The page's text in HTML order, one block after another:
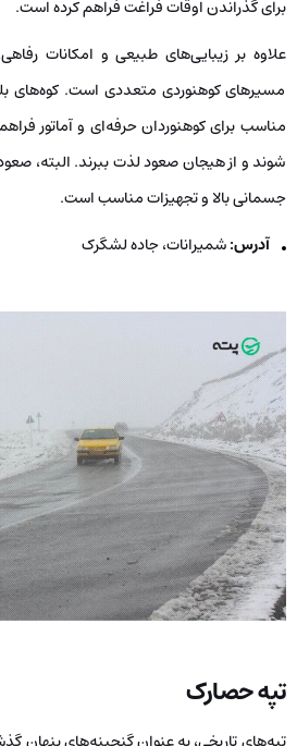
برای گذراندن اوقات فراغت فراهم کرده است.
علاوه بر زیبایی‌های طبیعی و امکانات
مسیرهای کوهنوردی متعددی است. کوه‌های
مناسب برای کوهنوردان حرفه‌ای و آماتور
شوند و از هیجان صعود لذت ببرند. البته،
جسمانی بالا و تجهیزات مناسب است.
آدرس:شمیرانات، جاده لشگرک
تپه حصارک